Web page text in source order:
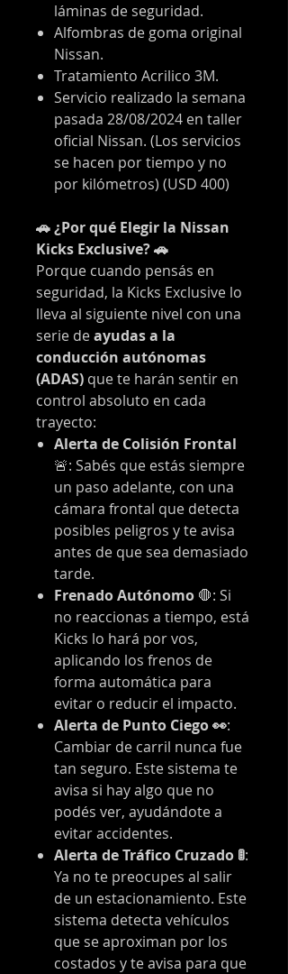
láminas de seguridad.
Alfombras de goma original
Nissan.
Tratamiento Acrilico 3M.
Servicio realizado la semana
pasada 28/08/2024 en taller
oficial Nissan. (Los servicios
se hacen por tiempo y no
por kilómetros) (USD 400)
🚗 ¿Por qué Elegir la Nissan
Kicks Exclusive? 🚗
Porque cuando pensás en
seguridad, la Kicks Exclusive lo
lleva al siguiente nivel con una
serie deayudas a la
conducción autónomas
(ADAS) que te harán sentir en
control absoluto en cada
trayecto:
Alerta de Colisión Frontal
🚨: Sabés que estás siempre
un paso adelante, con una
cámara frontal que detecta
posibles peligros y te avisa
antes de que sea demasiado
tarde.
Frenado Autónomo 🛑: Si
no reaccionas a tiempo, está
Kicks lo hará por vos,
aplicando los frenos de
forma automática para
evitar o reducir el impacto.
Alerta de Punto Ciego 👀:
Cambiar de carril nunca fue
tan seguro. Este sistema te
avisa si hay algo que no
podés ver, ayudándote a
evitar accidentes.
Alerta de Tráfico Cruzado 🚦:
Ya no te preocupes al salir
de un estacionamiento. Este
sistema detecta vehículos
que se aproximan por los
costados y te avisa para que